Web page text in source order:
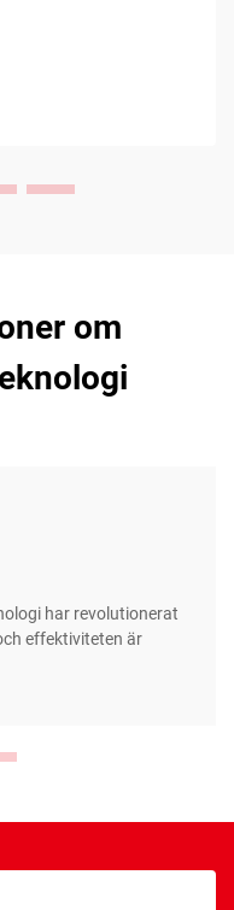
om
har revolutionerat
effektiviteten är